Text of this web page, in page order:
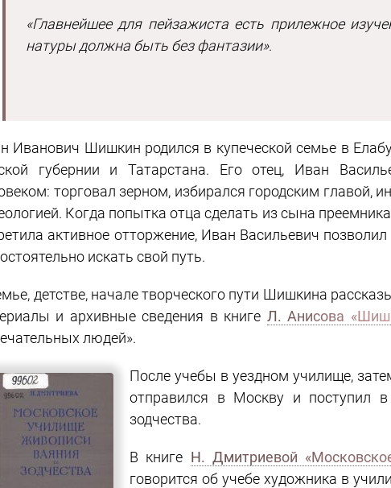
«Главнейшее для пейзажиста есть прилежное
натуры должна быть без фантазии».
Иванович Шишкин родился в купеческой семье в
губернии и Татарстана. Его отец, Иван
торговал зерном, избирался городским главой,
Когда попытка отца сделать из сына
активное отторжение, Иван Васильевич
искать свой путь.
детстве, начале творческого пути Шишкина
и архивные сведения в книге Л. Анисова
людей».
После учебы в уездном училище,
отправился в Москву и поступил
зодчества.
В книге Н. Дмитриевой
говорится об учебе художника в